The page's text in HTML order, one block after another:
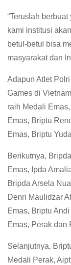
“Teruslah
kami institusi
betul-betul bisa
masyarakat dan
Adapun Atlet
Games di
raih Medali
Emas, Briptu
Emas, Briptu
Berikutnya,
Emas, Ipda
Bripda Arsela
Denri Maulidzar
Emas, Briptu
Emas, Perak dan
Selanjutnya,
Medali Perak,